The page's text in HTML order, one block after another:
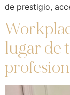
de prestigio,
lugar de